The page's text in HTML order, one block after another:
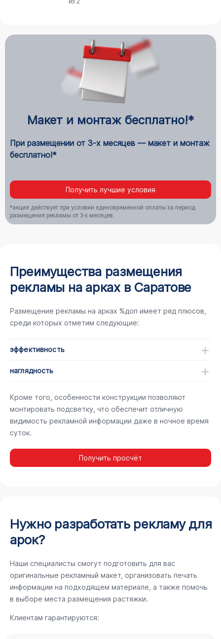
Макет и монтаж бесплатно!*
При размещении от 3-х месяцев — макет и монтаж
бесплатно!*
Получить лучшие условия
*акция действует при условии единовременной оплаты за период
размещения рекламы от 3-х месяцев.
Преимущества размещения
рекламы на арках в Саратове
Размещение рекламы на арках %доп имеет ряд плюсов,
среди которых отметим следующие:
эффективность
наглядность
Кроме того, особенности конструкции позволяют
монтировать подсветку, что обеспечит отличную
видимость рекламной информации даже в ночное время
суток.
Получить просчёт
Нужно разработать рекламу для
арок?
Наши специалисты смогут подготовить для вас
оригинальные рекламный макет, организовать печать
информации на подходящем материале, а также помочь
в выборе места размещения растяжки.
Клиентам гарантируются: